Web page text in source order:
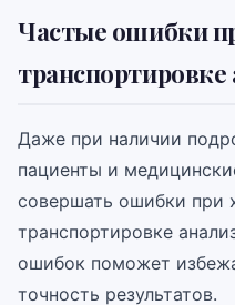
Частые ошибки
транспортировке
Даже при наличии
пациенты и
совершать ошибки при
транспортировке
ошибок поможет
точность результатов.